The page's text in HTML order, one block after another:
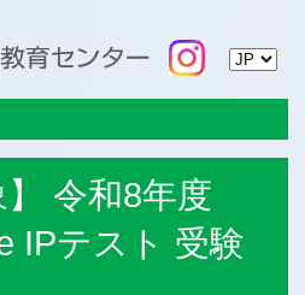
】 令和8年度
IPテスト 受験